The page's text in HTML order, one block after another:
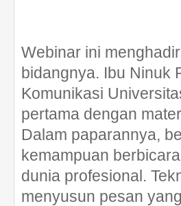
Webinar ini
bidangnya. Ibu Ninuk
Komunikasi
pertama dengan
Dalam paparannya,
kemampuan
dunia profesional.
menyusun pesan